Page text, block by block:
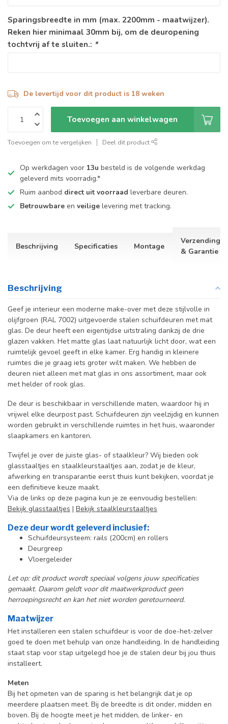
Sparingsbreedte in mm (max. 2200mm - maatwijzer).
Reken hier minimaal 30mm bij, om de deuropening
tochtvrij af te sluiten.: *
De levertijd voor dit product is 18 weken
Toevoegen aan winkelwagen
Toevoegen om te vergelijken Deel dit product
Op werkdagen voor 13u besteld is de volgende werkdag
geleverd mits voorradig.*
Ruim aanbod direct uit voorraad leverbare deuren.
Betrouwbare en veilige levering met tracking.
Beschrijving Specificaties Montage
Verzending
& Garantie
Beschrijving
Geef je interieur een moderne make-over met deze stijlvolle in
olijfgroen (RAL 7002) uitgevoerde stalen schuifdeuren met mat
glas. De deur heeft een eigentijdse uitstraling dankzij de drie
glazen vakken. Het matte glas laat natuurlijk licht door, wat een
ruimtelijk gevoel geeft in elke kamer. Erg handig in kleinere
ruimtes die je graag iets groter wilt maken. We hebben de
deuren niet alleen met mat glas in ons assortiment, maar ook
met helder of rook glas.
De deur is beschikbaar in verschillende maten, waardoor hij in
vrijwel elke deurpost past. Schuifdeuren zijn veelzijdig en kunnen
worden gebruikt in verschillende ruimtes in het huis, waaronder
slaapkamers en kantoren.
Twijfel je over de juiste glas- of staalkleur? Wij bieden ook
glasstaaltjes en staalkleurstaaltjes aan, zodat je de kleur,
afwerking en transparantie eerst thuis kunt bekijken, voordat je
een definitieve keuze maakt.
Via de links op deze pagina kun je ze eenvoudig bestellen:
Bekijk glasstaaltjes | Bekijk staalkleurstaaltjes
Deze deur wordt geleverd inclusief:
Schuifdeursysteem: rails (200cm) en rollers
Deurgreep
Vloergeleider
Let op: dit product wordt speciaal volgens jouw specificaties
gemaakt. Daarom geldt voor dit maatwerkproduct geen
herroepingsrecht en kan het niet worden geretourneerd.
Maatwijzer
Het installeren een stalen schuifdeur is voor de doe-het-zelver
goed te doen met behulp van onze handleiding. In de handleiding
staat stap voor stap uitgelegd hoe je de stalen deur bij jou thuis
installeert.
Meten
Bij het opmeten van de sparing is het belangrijk dat je op
meerdere plaatsen meet. Bij de breedte is dit onder, midden en
boven. Bij de hoogte meet je het midden, de linker- en